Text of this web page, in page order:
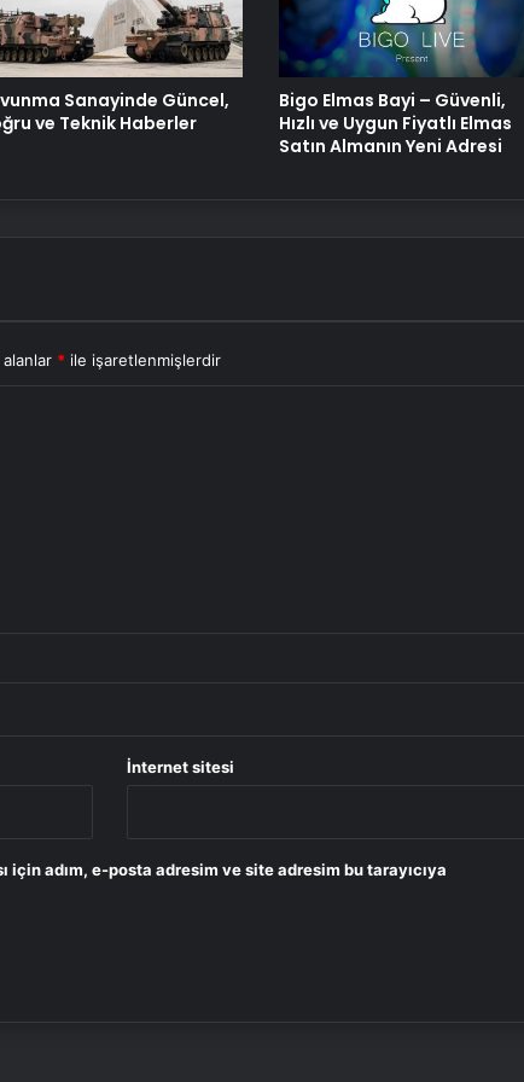
Reklam Ajansı, SEO Ajansı ve Web
Tasarım Ajansı
Sanayinde Güncel,
ve Teknik Haberler
Bigo Elmas Bayi – Güvenli,
Hızlı ve Uygun Fiyatlı Elmas
Satın Almanın Yeni Adresi
* ile işaretlenmişlerdir
İnternet sitesi
için adım, e-posta adresim ve site adresim bu tarayıcıya